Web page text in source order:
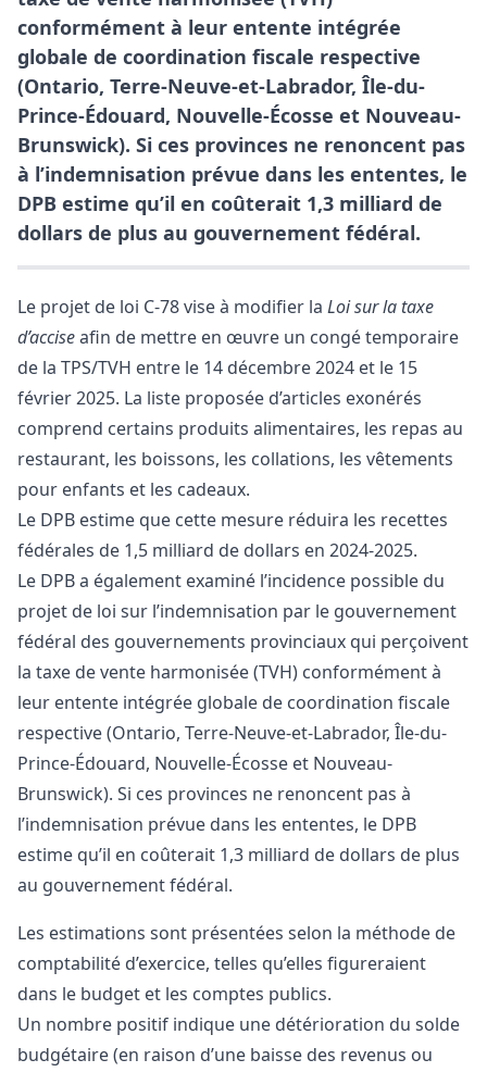
conformément à leur entente intégrée
globale de coordination fiscale respective
(Ontario, Terre-Neuve-et-Labrador, Île-du-
Prince-Édouard, Nouvelle-Écosse et Nouveau-
Brunswick). Si ces provinces ne renoncent pas
à l’indemnisation prévue dans les ententes, le
DPB estime qu’il en coûterait 1,3 milliard de
dollars de plus au gouvernement fédéral.
Le projet de loi C-78 vise à modifier la Loi sur la taxe
d’acciseafin de mettre en œuvre un congé temporaire
de la TPS/TVH entre le 14 décembre 2024 et le 15
février 2025. La liste proposée d’articles exonérés
comprend certains produits alimentaires, les repas au
restaurant, les boissons, les collations, les vêtements
pour enfants et les cadeaux.
Le DPB estime que cette mesure réduira les recettes
fédérales de 1,5 milliard de dollars en 2024-2025.
Le DPB a également examiné l’incidence possible du
projet de loi sur l’indemnisation par le gouvernement
fédéral des gouvernements provinciaux qui perçoivent
la taxe de vente harmonisée (TVH) conformément à
leur entente intégrée globale de coordination fiscale
respective (Ontario, Terre-Neuve-et-Labrador, Île-du-
Prince-Édouard, Nouvelle-Écosse et Nouveau-
Brunswick). Si ces provinces ne renoncent pas à
l’indemnisation prévue dans les ententes, le DPB
estime qu’il en coûterait 1,3 milliard de dollars de plus
au gouvernement fédéral.
Les estimations sont présentées selon la méthode de
comptabilité d’exercice, telles qu’elles figureraient
dans le budget et les comptes publics.
Un nombre positif indique une détérioration du solde
budgétaire (en raison d’une baisse des revenus ou